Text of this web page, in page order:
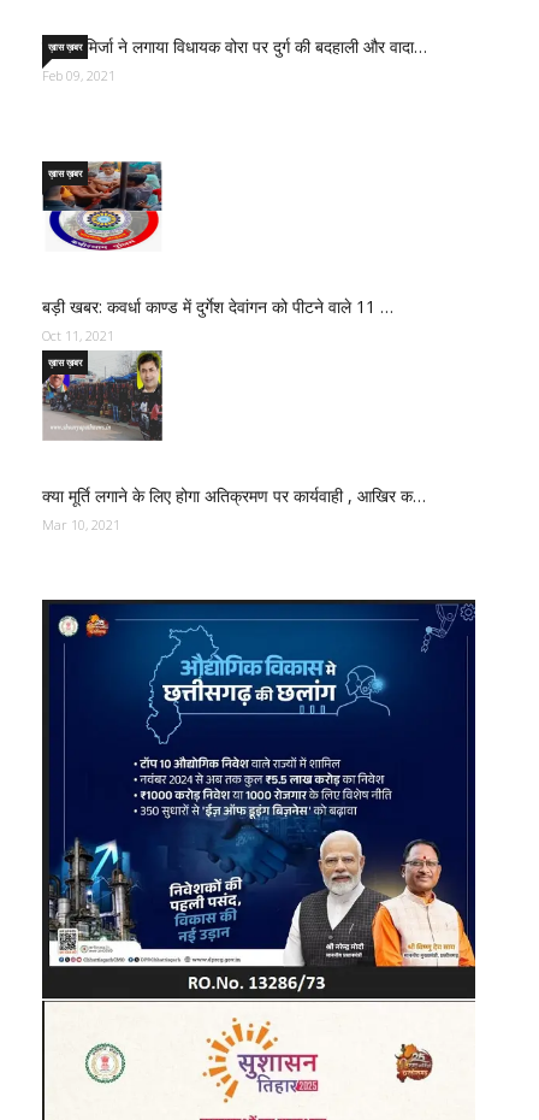
साजिद मिर्जा ने लगाया विधायक वोरा पर दुर्ग की बदहाली और वादा…
ख़ास ख़बर
Feb 09, 2021
बड़ी खबर: कवर्धा काण्ड में दुर्गेश देवांगन को पीटने वाले 11 …
ख़ास ख़बर
Oct 11, 2021
क्या मूर्ति लगाने के लिए होगा अतिक्रमण पर कार्यवाही , आखिर क…
ख़ास ख़बर
Mar 10, 2021